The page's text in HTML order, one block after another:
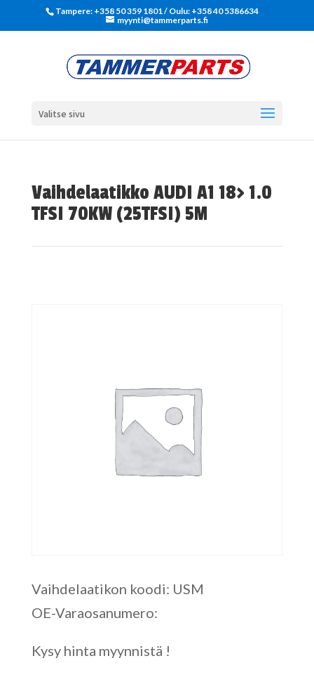
Tampere: +358 50 359 1801‬ / Oulu: +358 40 5386634
myynti@tammerparts.fi
Valitse sivu
Vaihdelaatikko AUDI A1 18> 1.0
TFSI 70KW (25TFSI) 5M
Vaihdelaatikon koodi: USM
OE-Varaosanumero:
Kysy hinta myynnistä !